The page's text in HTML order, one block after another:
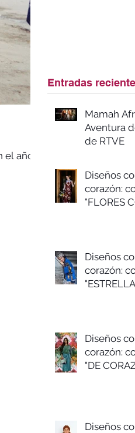
Entradas
Mamah
Aventura
de RTVE
Diseños
corazón:
"FLORES
Diseños
corazón:
Diseños
corazón:
"DE
Diseños